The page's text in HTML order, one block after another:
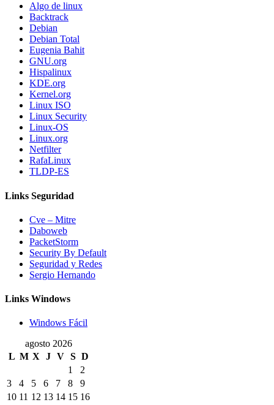
Algo de linux
Backtrack
Debian
Debian Total
Eugenia Bahit
GNU.org
Hispalinux
KDE.org
Kernel.org
Linux ISO
Linux Security
Linux-OS
Linux.org
Netfilter
RafaLinux
TLDP-ES
Links Seguridad
Cve – Mitre
Daboweb
PacketStorm
Security By Default
Seguridad y Redes
Sergio Hernando
Links Windows
Windows Fácil
agosto 2026
L M X J V S D
1
2
3
4 5 6 7 8
9
10 11 12 13 14 15 16